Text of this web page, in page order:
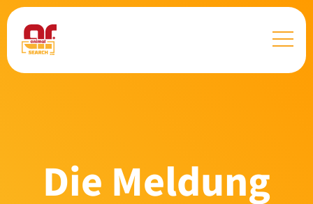
Die Meldung